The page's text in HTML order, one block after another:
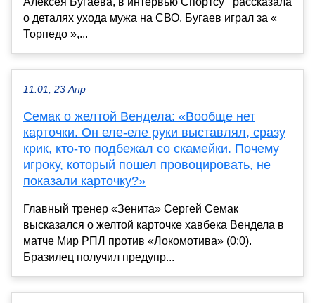
о деталях ухода мужа на СВО. Бугаев играл за «
Торпедо »,...
11:01, 23 Апр
Семак о желтой Вендела: «Вообще нет
карточки. Он еле-еле руки выставлял, сразу
крик, кто-то подбежал со скамейки. Почему
игроку, который пошел провоцировать, не
показали карточку?»
Главный тренер «Зенита» Сергей Семак
высказался о желтой карточке хавбека Вендела в
матче Мир РПЛ против «Локомотива» (0:0).
Бразилец получил предупр...